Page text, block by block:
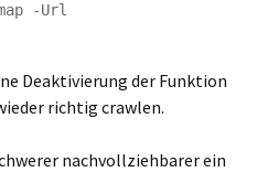
-Url
Deaktivierung der Funktion
richtig crawlen.
nachvollziehbarer ein